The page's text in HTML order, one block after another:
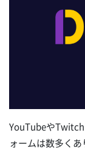
YouTubeや
ォームは数多くあ